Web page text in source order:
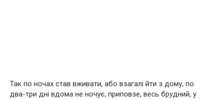
Так по ночах став вживати, або взагалі йти з дому, по
два-три дні вдома не ночує, приповзе, весь брудний, у